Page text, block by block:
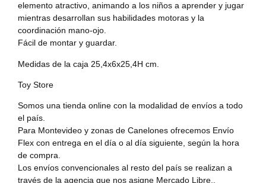
elemento atractivo, animando a los niños a aprender y jugar
mientras desarrollan sus habilidades motoras y la
coordinación mano-ojo.
Fácil de montar y guardar.
Medidas de la caja 25,4x6x25,4H cm.
Toy Store
Somos una tienda online con la modalidad de envíos a todo
el país.
Para Montevideo y zonas de Canelones ofrecemos Envío
Flex con entrega en el día o al día siguiente, según la hora
de compra.
Los envíos convencionales al resto del país se realizan a
través de la agencia que nos asigne Mercado Libre,.